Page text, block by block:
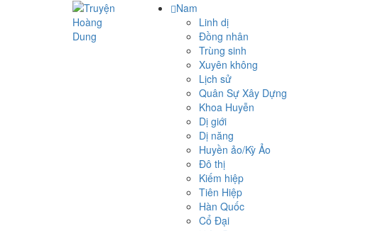
Nam
Linh dị
Đồng nhân
Trùng sinh
Xuyên không
Lịch sử
Quân Sự Xây Dựng
Khoa Huyễn
Dị giới
Dị năng
Huyền ảo/Kỳ Ảo
Đô thị
Kiếm hiệp
Tiên Hiệp
Hàn Quốc
Cổ Đại